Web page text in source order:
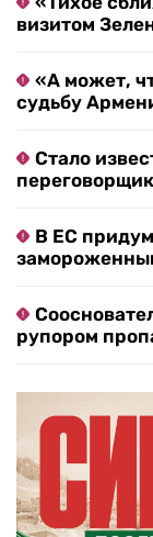
визитом
«А может,
судьбу
Стало
В ЕС
рупором